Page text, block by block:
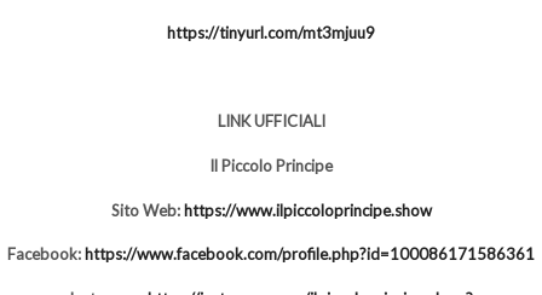
https://tinyurl.com/mt3mjuu9
LINK UFFICIALI
Il Piccolo Principe
Sito Web: https://www.ilpiccoloprincipe.show
Facebook: https://www.facebook.com/profile.php?id=100086171586361